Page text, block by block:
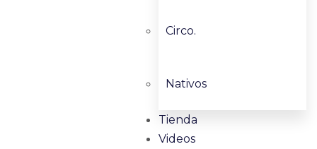
Circo.
Nativos
Tienda
Videos